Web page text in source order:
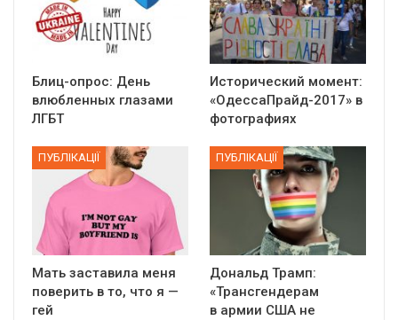
Блиц-опрос: День
влюбленных глазами
ЛГБТ
Исторический момент:
«ОдессаПрайд-2017» в
фотографиях
ПУБЛІКАЦІЇ
Мать заставила меня
поверить в то, что я —
гей
ПУБЛІКАЦІЇ
Дональд Трамп:
«Трансгендерам
в армии США не